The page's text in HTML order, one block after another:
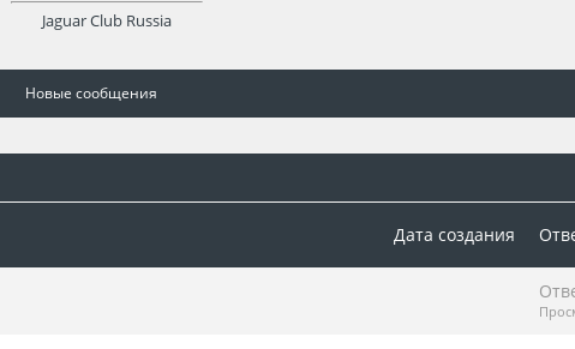
Новые сообщения
Дата создания
Jaguar Club Russia